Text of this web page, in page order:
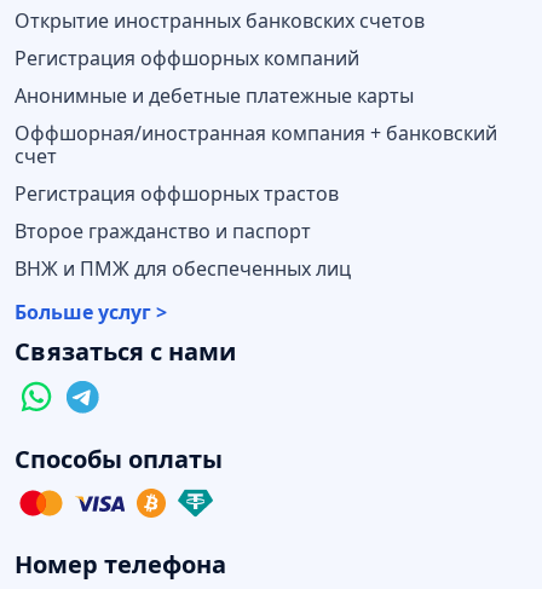
Открытие иностранных банковских счетов
Регистрация оффшорных компаний
Анонимные и дебетные платежные карты
Оффшорная/иностранная компания + банковский
счет
Регистрация оффшорных трастов
Второе гражданство и паспорт
ВНЖ и ПМЖ для обеспеченных лиц
Больше услуг >
Связаться с нами
Способы оплаты
Номер телефона